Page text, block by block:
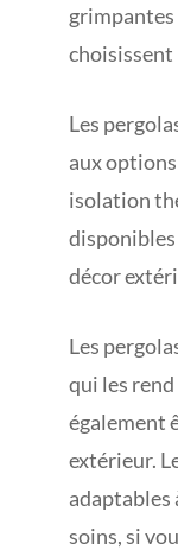
grimpantes
Les
aux
isolation
disponibles
décor
Les
qui les
également
extérieur.
adaptables
soins, si